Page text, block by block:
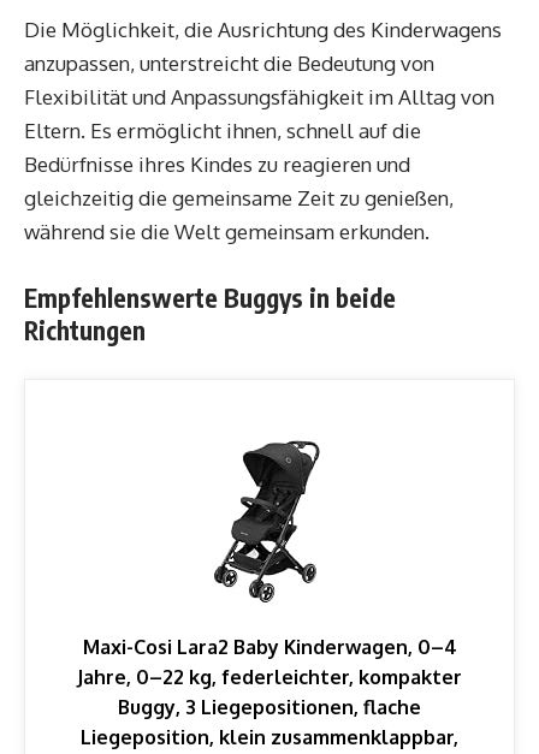
Die Möglichkeit, die Ausrichtung des Kinderwagens
anzupassen, unterstreicht die Bedeutung von
Flexibilität und Anpassungsfähigkeit im Alltag von
Eltern. Es ermöglicht ihnen, schnell auf die
Bedürfnisse ihres Kindes zu reagieren und
gleichzeitig die gemeinsame Zeit zu genießen,
während sie die Welt gemeinsam erkunden.
Empfehlenswerte Buggys in beide
Richtungen
Maxi-Cosi Lara2 Baby Kinderwagen, 0–4
Jahre, 0–22 kg, federleichter, kompakter
Buggy, 3 Liegepositionen, flache
Liegeposition, klein zusammenklappbar,